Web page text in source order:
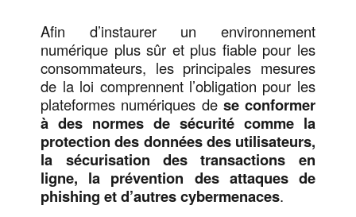
Afin d’instaurer un environnement
numérique plus sûr et plus fiable pour les
consommateurs, les principales mesures
de la loi comprennent l’obligation pour les
plateformes numériques de se conformer
à des normes de sécurité comme la
protection des données des utilisateurs,
la sécurisation des transactions en
ligne, la prévention des attaques de
phishing et d’autres cybermenaces.